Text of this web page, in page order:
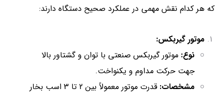
که هر کدام نقش مهمی در عملکرد صحیح دستگاه دارند:
موتور گیربکس:
نوع: موتور گیربکس صنعتی با توان و گشتاور بالا
جهت حرکت مداوم و یکنواخت.
مشخصات:
قدرت موتور معمولاً بین 2 تا 3 اسب بخار